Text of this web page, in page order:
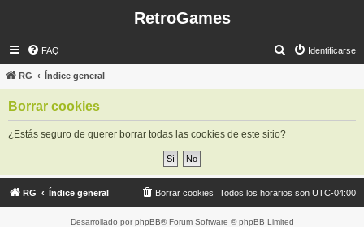
RetroGames
FAQ Identificarse
s
RG Índice general
Borrar cookies
¿Estás seguro de querer borrar todas las cookies de este sitio?
RG Índice general Todos los horarios son UTC-04:00
Borrar cookies
Desarrollado por phpBB® Forum Software © phpBB Limited